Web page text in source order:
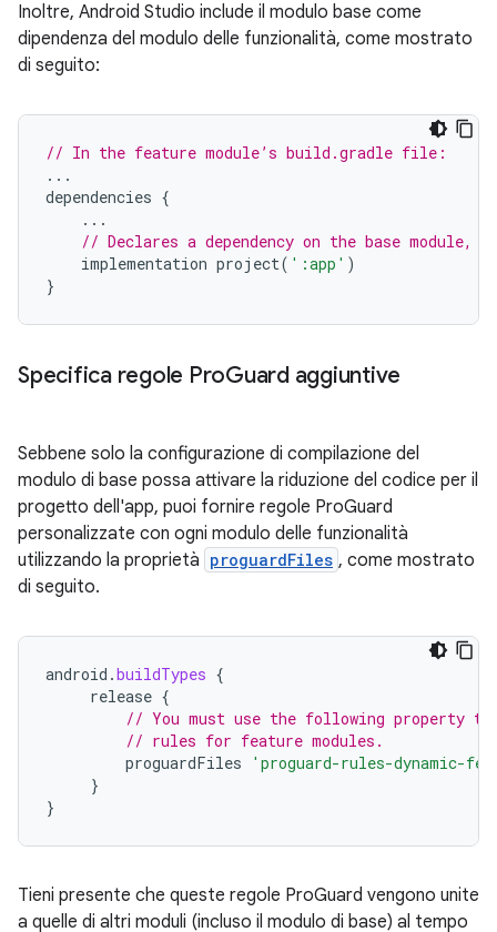
Inoltre, Android Studio include il modulo base come
dipendenza del modulo delle funzionalità, come mostrato
di seguito:
// In the feature module’s build.gradle file:
...
dependencies {
...
// Declares a dependency on the base module,
implementation project( ':app' )
}
Specifica regole ProGuard aggiuntive
Sebbene solo la configurazione di compilazione del
modulo di base possa attivare la riduzione del codice per il
progetto dell'app, puoi fornire regole ProGuard
personalizzate con ogni modulo delle funzionalità
utilizzando la proprietà proguardFiles , come mostrato
di seguito.
android .buildTypes {
release {
// You must use the following property
// rules for feature modules.
proguardFiles
'proguard-rules-dynamic-
}
}
Tieni presente che queste regole ProGuard vengono unite
a quelle di altri moduli (incluso il modulo di base) al tempo